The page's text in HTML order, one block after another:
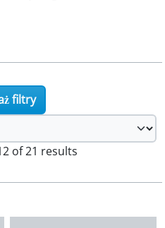
filtry
of 21 results